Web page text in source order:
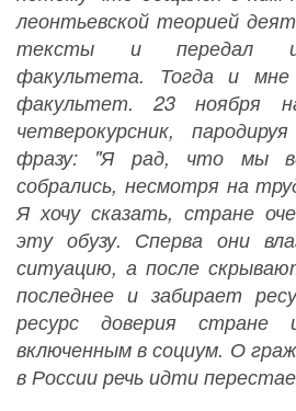
леонтьевской теорией
тексты и передал
факультета. Тогда и
факультет. 23 ноября
четверокурсник,
фразу: "Я рад, что мы
собрались, несмотря на
Я хочу сказать, стране
эту обузу. Сперва они
ситуацию, а после
последнее и забирает
ресурс доверия
включенным в социум. О
в России речь идти